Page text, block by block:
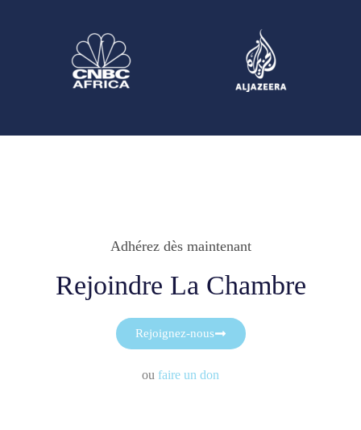
Adhérez dès maintenant
Rejoindre La Chambre
Rejoignez-nous
ou faire un don